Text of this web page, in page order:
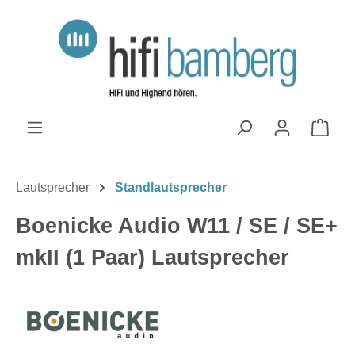
Zum Hauptinhalt springen
Lautsprecher Standlautsprecher
Boenicke Audio W11 / SE / SE+
mkII (1 Paar) Lautsprecher